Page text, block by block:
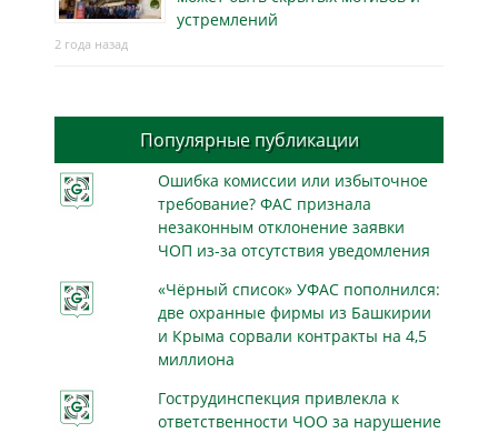
устремлений
2 года назад
Популярные публикации
Ошибка комиссии или избыточное
требование? ФАС признала
незаконным отклонение заявки
ЧОП из-за отсутствия уведомления
«Чёрный список» УФАС пополнился:
две охранные фирмы из Башкирии
и Крыма сорвали контракты на 4,5
миллиона
Гострудинспекция привлекла к
ответственности ЧОО за нарушение